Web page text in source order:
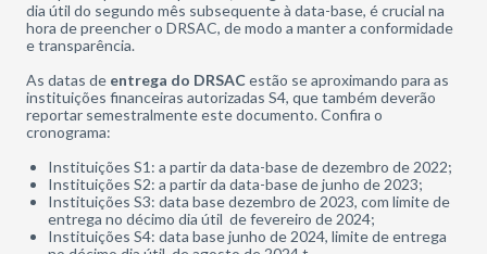
dia útil do segundo mês subsequente à data-base, é crucial na
hora de preencher o DRSAC, de modo a manter a conformidade
e transparência.
As datas de entrega do DRSACestão se aproximando para as
instituições financeiras autorizadas S4, que também deverão
reportar semestralmente este documento. Confira o
cronograma:
Instituições S1: a partir da data-base de dezembro de 2022;
Instituições S2: a partir da data-base de junho de 2023;
Instituições S3: data base dezembro de 2023, com limite de
entrega no décimo dia útil de fevereiro de 2024;
Instituições S4: data base junho de 2024, limite de entrega